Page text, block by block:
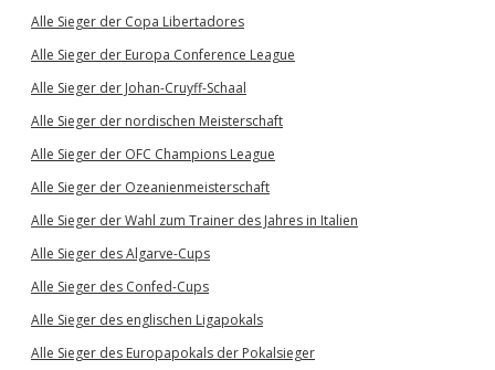
Alle Sieger der Copa Libertadores
Alle Sieger der Europa Conference League
Alle Sieger der Johan-Cruyff-Schaal
Alle Sieger der nordischen Meisterschaft
Alle Sieger der OFC Champions League
Alle Sieger der Ozeanienmeisterschaft
Alle Sieger der Wahl zum Trainer des Jahres in Italien
Alle Sieger des Algarve-Cups
Alle Sieger des Confed-Cups
Alle Sieger des englischen Ligapokals
Alle Sieger des Europapokals der Pokalsieger